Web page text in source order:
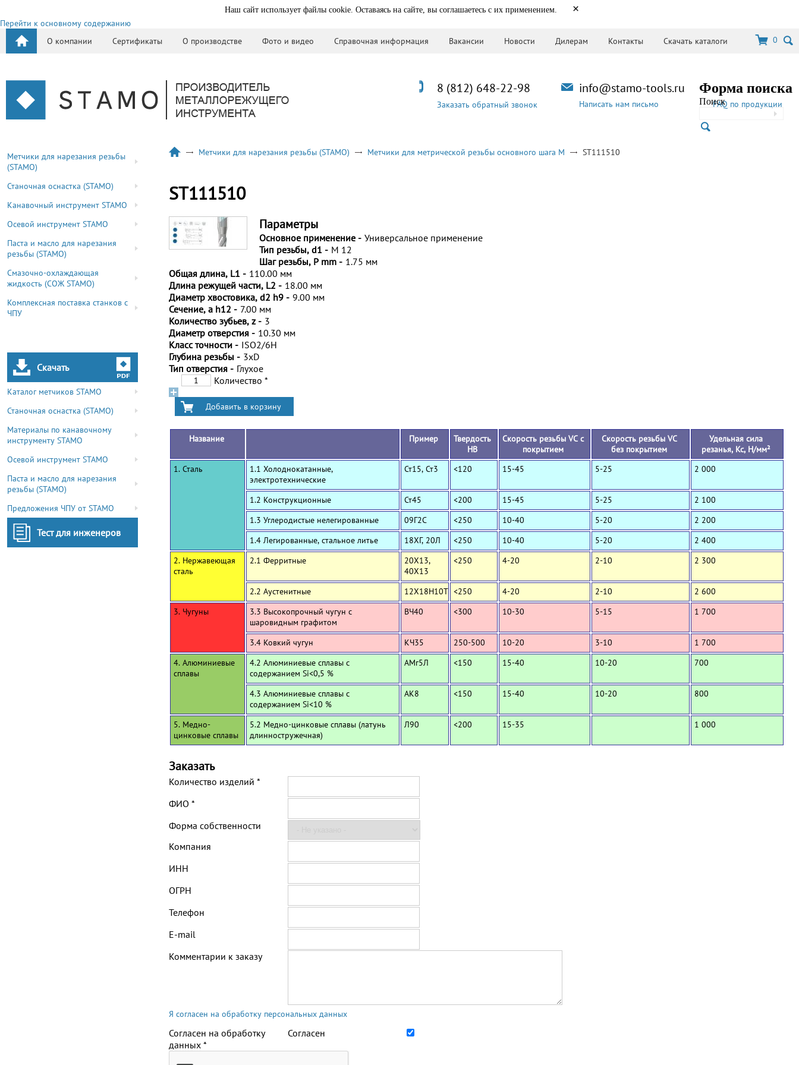
Наш сайт использует файлы cookie. Оставаясь на сайте, вы соглашаетесь с их применением. ×
Перейти к основному содержанию
О компании
Сертификаты О производстве Фото и видео Справочная информация Вакансии Новости Дилерам Контакты Скачать каталоги 0
Форма поиска
ПоискFAQ по продукции
info@stamo-tools.ru
Написать нам письмо
8 (812) 648-22-98
Заказать обратный звонок
Метчики для нарезания резьбы
(STAMO)
Станочная оснастка (STAMO)
Канавочный инструмент STAMO
Осевой инструмент STAMO
Паста и масло для нарезания
резьбы (STAMO)
Смазочно-охлаждающая
жидкость (СОЖ STAMO)
Комплексная поставка станков с
ЧПУ
Скачать
Каталог метчиков STAMO
Станочная оснастка (STAMO)
Материалы по канавочному
инструменту STAMO
Осевой инструмент STAMO
Паста и масло для нарезания
резьбы (STAMO)
Предложения ЧПУ от STAMO
Тест для инженеров
Метчики для нарезания резьбы (STAMO) Метчики для метрической резьбы основного шага M ST111510
ST111510
Параметры
Основное применение - Универсальное применение
Тип резьбы, d1 - M 12
Шаг резьбы, P mm - 1.75 мм
Общая длина, L1 - 110.00 мм
Длина режущей части, L2 - 18.00 мм
Диаметр хвостовика, d2 h9 - 9.00 мм
Сечение, a h12 - 7.00 мм
Количество зубьев, z - 3
Диаметр отверстия - 10.30 мм
Класс точности - ISO2/6H
Глубина резьбы - 3xD
Тип отверстия - Глухое
Количество *
Название Пример
Твердость
HB
Скорость резьбы VC с
покрытием
Скорость резьбы VC
без покрытием
Удельная сила
резанья, Кс, Н/мм²
1. Сталь
1.1 Холоднокатанные,
электротехнические
Ст15, Ст3 <120 15-45 5-25 2 000
1.2 Конструкционные Ст45 <200 15-45 5-25
2 100
1.3 Углеродистые нелегированные
09Г2С <250 10-40 5-20
2 200
1.4 Легированные, стальное литье
18ХГ, 20Л <250 10-40 5-20
2 400
2. Нержавеющая
сталь
2.1 Ферритные
20Х13,
40Х13
<250 4-20 2-10 2 300
2.2 Аустенитные 12Х18Н10Т <250 4-20 2-10
2 600
3. Чугуны
3.3 Высокопрочный чугун с
шаровидным графитом
ВЧ40 <300 10-30 5-15 1 700
3.4 Ковкий чугун КЧ35 250-500 10-20 3-10
1 700
4. Алюминиевые
сплавы
4.2 Алюминиевые сплавы с
содержанием Si<0,5 %
АМг5Л <150 15-40 10-20 700
4.3 Алюминиевые сплавы с
содержанием Si<10 %
АК8 <150 15-40 10-20 800
5. Медно-
цинковые сплавы
5.2 Медно-цинковые сплавы (латунь
длинностружечная)
Л90 <200 15-35 1 000
Заказать
Количество изделий *
ФИО *
Форма собственности
Компания
ИНН
ОГРН
Телефон
E-mail
Комментарии к заказу
Я согласен на обработку персональных данных
Согласен на обработку
данных *
Согласен